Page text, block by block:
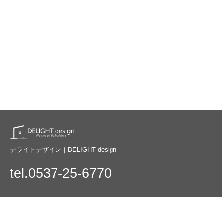
デライトデザイン｜DELIGHT design
tel.0537-25-6770